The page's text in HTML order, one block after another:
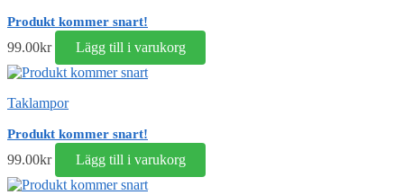
Produkt kommer snart!
99.00kr Lägg till i varukorg
Taklampor
Produkt kommer snart!
99.00kr Lägg till i varukorg